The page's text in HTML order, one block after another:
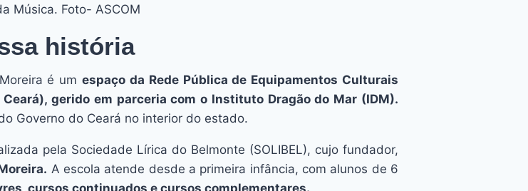
história
é umespaço da Rede Pública de Equipamentos Culturais
gerido em parceria com o Instituto Dragão do Mar (IDM).
Governo do Ceará no interior do estado.
pela Sociedade Lírica do Belmonte (SOLIBEL), cujo fundador,
A escola atende desde a primeira infância, com alunos de 6